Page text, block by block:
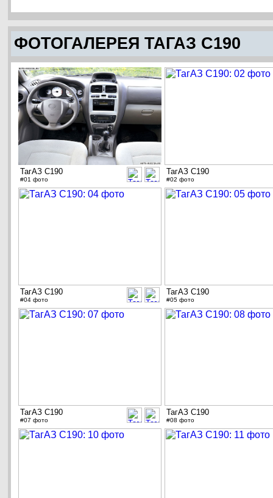
ФОТОГАЛЕРЕЯ ТАГАЗ C190
ТагАЗ C190
#01 фото
ТагАЗ C190
#02 фото
ТагАЗ C190
#04 фото
ТагАЗ C190
#05 фото
ТагАЗ C190
#07 фото
ТагАЗ C190
#08 фото